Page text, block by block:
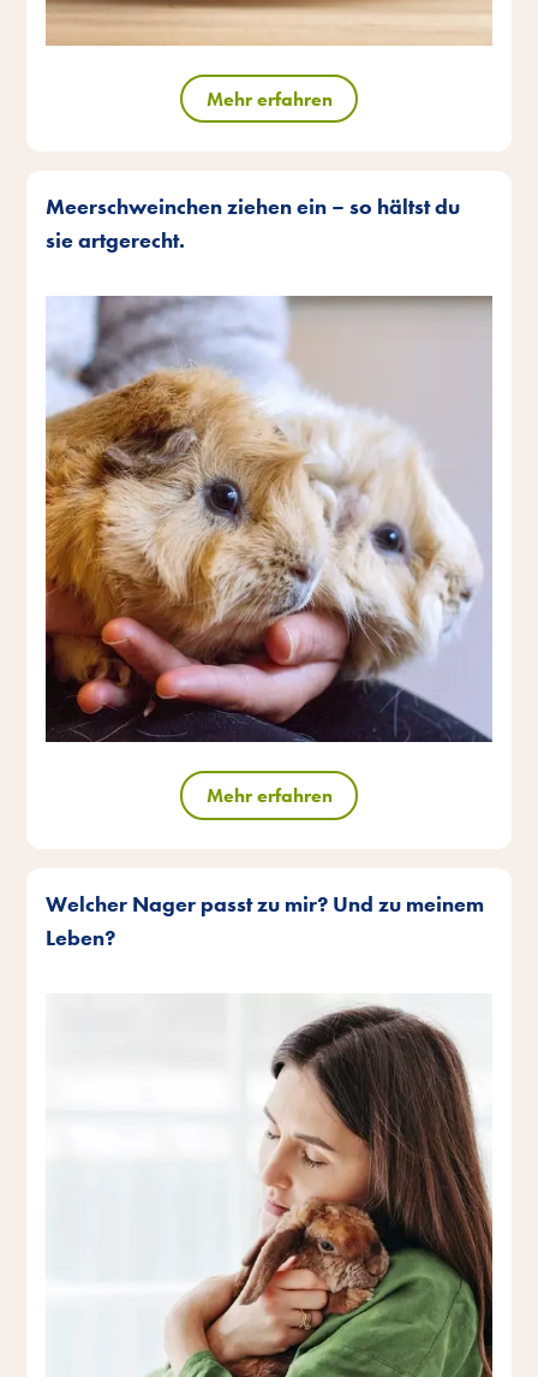
Mehr erfahren
Meerschweinchen ziehen ein – so hältst du
sie artgerecht.
Mehr erfahren
Welcher Nager passt zu mir? Und zu meinem
Leben?